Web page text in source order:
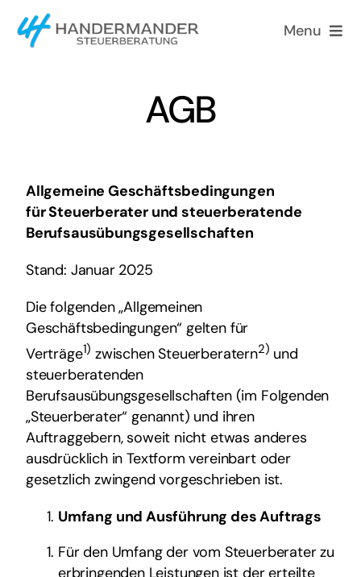
Skip
Menu
Philosophie
Aktuelles
AGB
Allgemeine Geschäftsbedingungen
für Steuerberater und steuerberatende
Berufsausübungsgesellschaften
Stand: Januar 2025
Die folgenden „Allgemeinen
Geschäftsbedingungen“ gelten für
Verträge1) zwischen Steuerberatern2) und
steuerberatenden
Berufsausübungsgesellschaften (im Folgenden
„Steuerberater“ genannt) und ihren
Auftraggebern, soweit nicht etwas anderes
ausdrücklich in Textform vereinbart oder
gesetzlich zwingend vorgeschrieben ist.
Umfang und Ausführung des Auftrags
Für den Umfang der vom Steuerberater zu
erbringenden Leistungen ist der erteilte